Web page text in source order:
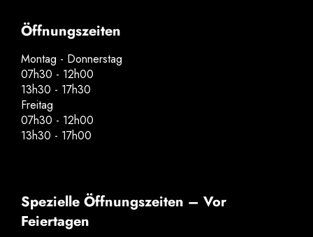
Öffnungszeiten
Montag - Donnerstag
07h30 - 12h00
13h30 - 17h30
Freitag
07h30 - 12h00
13h30 - 17h00
Spezielle Öffnungszeiten – Vor
Feiertagen